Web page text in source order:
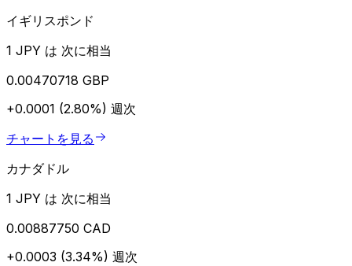
イギリスポンド
1 JPY は 次に相当
0.00470718 GBP
+0.0001 (2.80%) 週次
チャートを見る
カナダドル
1 JPY は 次に相当
0.00887750 CAD
+0.0003 (3.34%) 週次